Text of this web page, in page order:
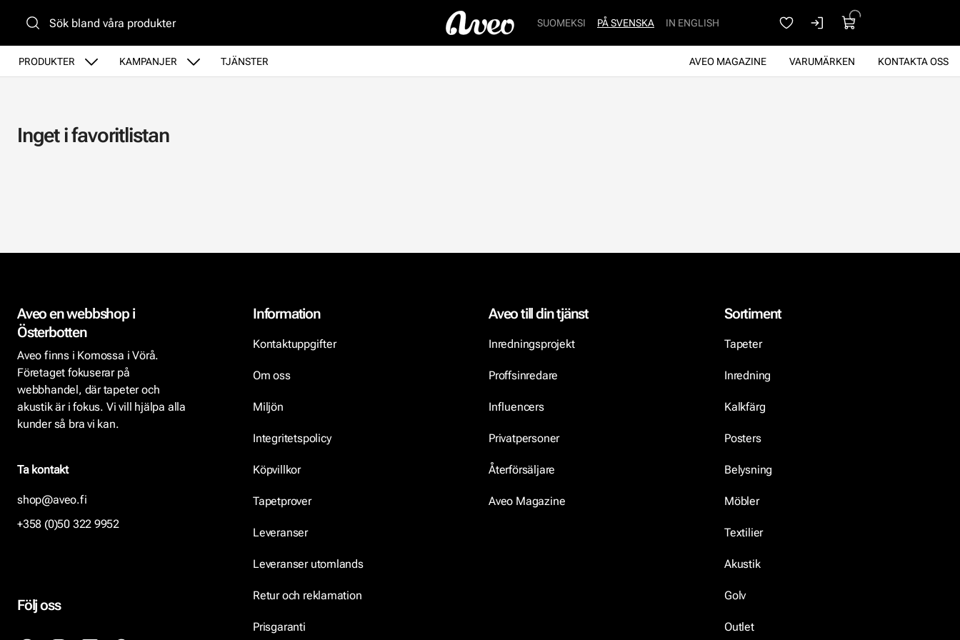
PRODUKTER KAMPANJER TJÄNSTER KONTAKTA OSS
VARUMÄRKEN
AVEO MAGAZINE
SUOMEKSI PÅ SVENSKA IN ENGLISH
Inget i favoritlistan
Aveo en webbshop i
Österbotten
Aveo finns i Komossa i Vörå.
Företaget fokuserar på
webbhandel, där tapeter och
akustik är i fokus. Vi vill hjälpa alla
kunder så bra vi kan.
Ta kontakt
shop@aveo.fi
+358 (0)50 322 9952
Följ oss
Information
Kontaktuppgifter
Om oss
Miljön
Integritetspolicy
Köpvillkor
Tapetprover
Leveranser
Leveranser utomlands
Retur och reklamation
Prisgaranti
Aveo till din tjänst
Inredningsprojekt
Proffsinredare
Influencers
Privatpersoner
Återförsäljare
Aveo Magazine
Sortiment
Tapeter
Inredning
Kalkfärg
Posters
Belysning
Möbler
Textilier
Akustik
Golv
Outlet